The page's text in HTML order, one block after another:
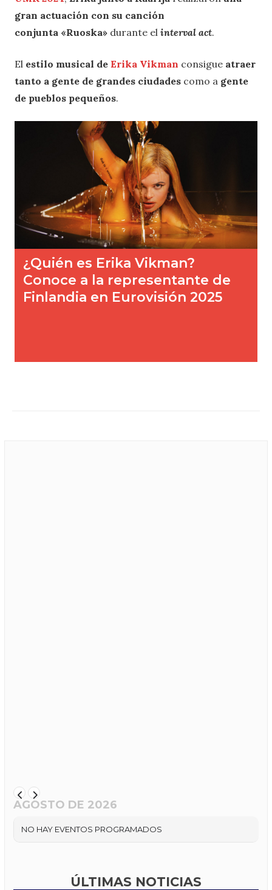
gran actuación con su canción
conjunta «Ruoska» durante el interval act.
El estilo musical de Erika Vikman consigue atraer
tanto a gente de grandes ciudades como a gente
de pueblos pequeños.
AGOSTO DE 2026
NO HAY EVENTOS PROGRAMADOS
ÚLTIMAS NOTICIAS